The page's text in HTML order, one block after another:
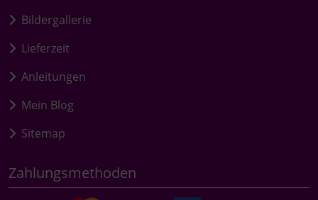
Bildergallerie
Lieferzeit
Anleitungen
Mein Blog
Sitemap
Zahlungsmethoden